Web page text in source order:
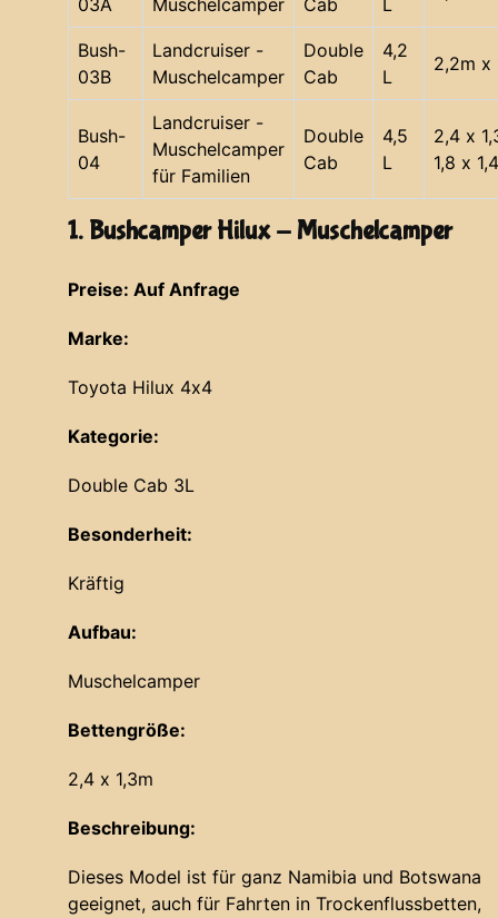
03A Muschelcamper Cab L
Bush-
03B
Landcruiser -
Muschelcamper
Double
Cab
4,2
L
2,2m x
Bush-
04
Landcruiser -
Muschelcamper
für Familien
Double
Cab
4,5
L
2,4 x
1,8 x
1. Bushcamper Hilux - Muschelcamper
Preise: Auf Anfrage
Marke:
Toyota Hilux 4x4
Kategorie:
Double Cab 3L
Besonderheit:
Kräftig
Aufbau:
Muschelcamper
Bettengröße:
2,4 x 1,3m
Beschreibung:
Dieses Model ist für ganz Namibia und Botswana
geeignet, auch für Fahrten in Trockenflussbetten,